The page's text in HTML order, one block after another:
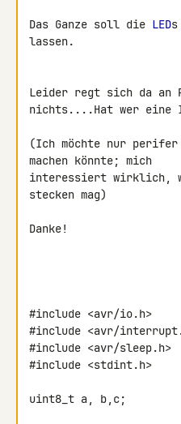
Das Ganze soll die LED
lassen.
Leider regt sich da an
nichts....Hat wer eine
(Ich möchte nur perifer
machen könnte; mich
interessiert wirklich,
stecken mag)
Danke!
#include <avr/io.h>
#include <avr/
#include <avr/sleep.h>
#include <stdint.h>
uint8_t a, b,c;